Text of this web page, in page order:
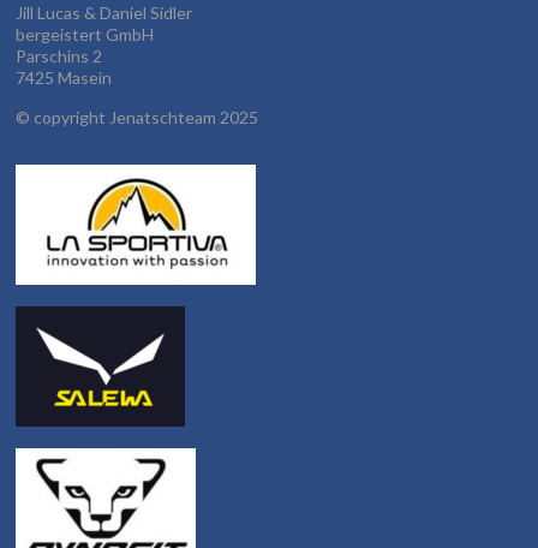
Jill Lucas & Daniel Sidler
bergeistert GmbH
Parschins 2
7425 Masein
© copyright Jenatschteam 2025